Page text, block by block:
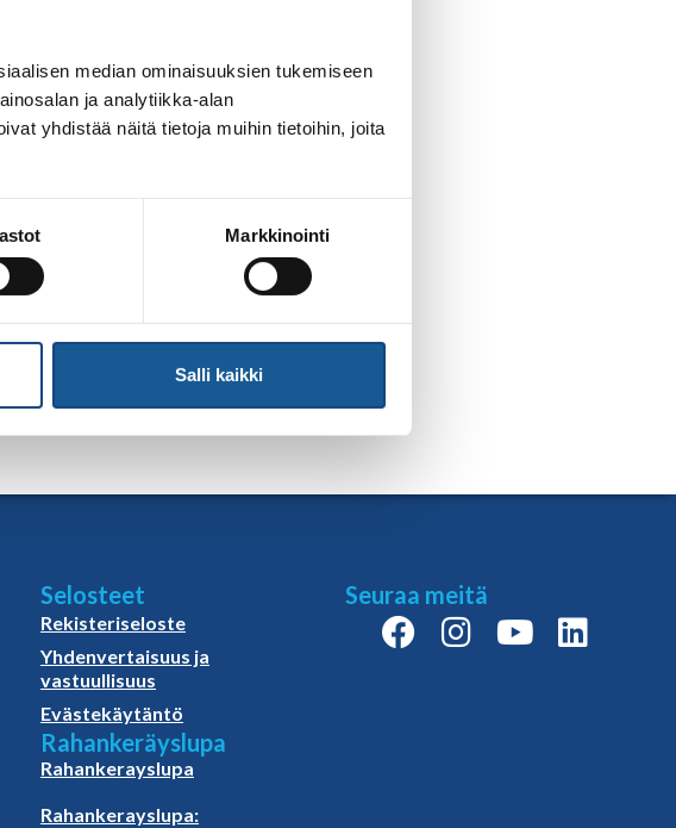
median ominaisuuksien tukemiseen
ja analytiikka-alan
yhdistää näitä tietoja muihin tietoihin, joita
Markkinointi
Salli kaikki
Leirille voivat osallistua kaikki
Selosteet
Rekisteriseloste
Yhdenvertaisuus ja
vastuullisuus
Evästekäytäntö
Rahankeräyslupa
Rahankerayslupa
Rahankerayslupa:
Seuraa meitä